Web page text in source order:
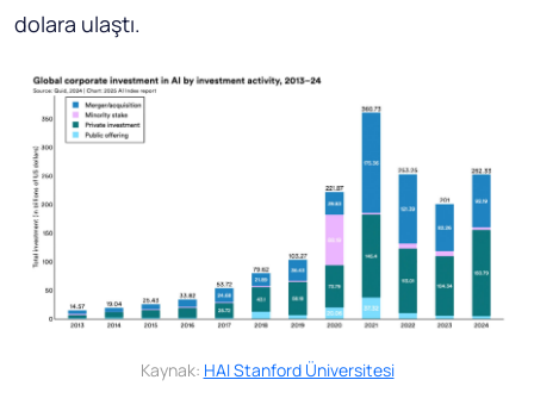
dolara ulaştı.
Kaynak: HAI Stanford Üniversitesi